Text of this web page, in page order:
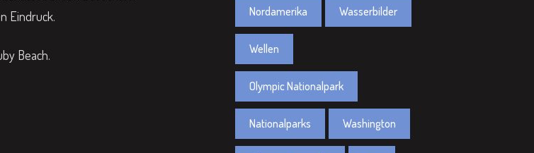
Eindruck.
Beach.
Nordamerika Wasserbilder
Wellen
Olympic Nationalpark
Nationalparks Washington